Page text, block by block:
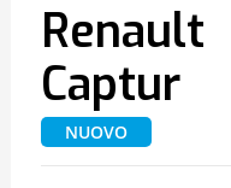
Renault
Captur
NUOVO